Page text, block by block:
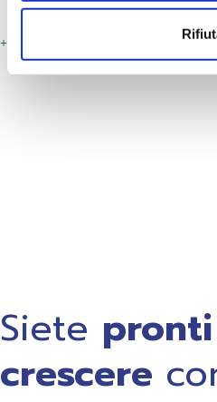
Area Giuridico
Siete
crescere